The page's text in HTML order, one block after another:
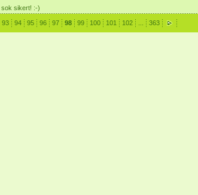
sok sikert! :-)
93 94 95 96 97 98 99 100 101 102 363